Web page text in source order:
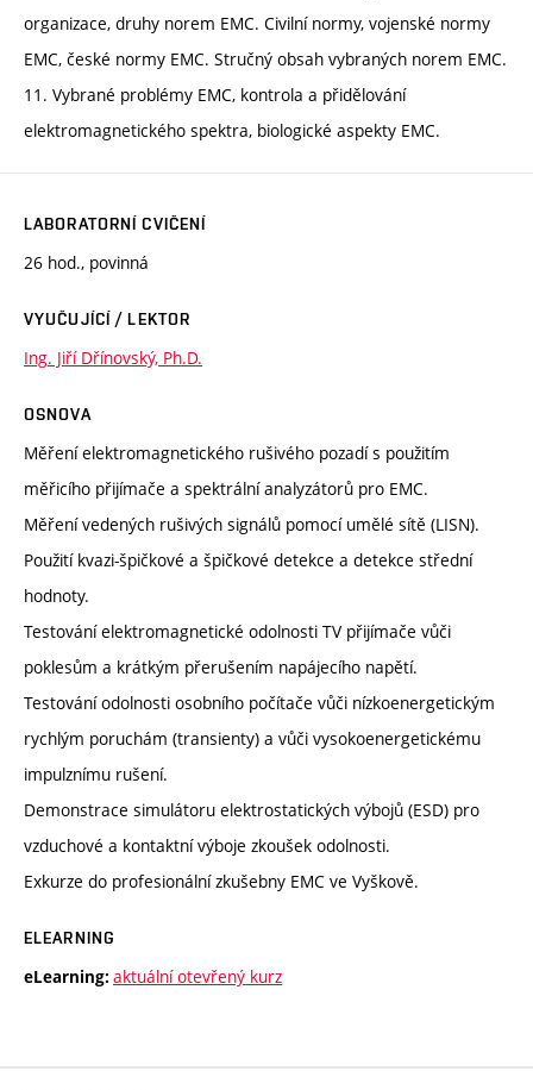
organizace, druhy norem EMC. Civilní normy, vojenské normy
EMC, české normy EMC. Stručný obsah vybraných norem EMC.
11. Vybrané problémy EMC, kontrola a přidělování
elektromagnetického spektra, biologické aspekty EMC.
LABORATORNÍ CVIČENÍ
26 hod., povinná
VYUČUJÍCÍ / LEKTOR
Ing. Jiří Dřínovský, Ph.D.
OSNOVA
Měření elektromagnetického rušivého pozadí s použitím
měřicího přijímače a spektrální analyzátorů pro EMC.
Měření vedených rušivých signálů pomocí umělé sítě (LISN).
Použití kvazi-špičkové a špičkové detekce a detekce střední
hodnoty.
Testování elektromagnetické odolnosti TV přijímače vůči
poklesům a krátkým přerušením napájecího napětí.
Testování odolnosti osobního počítače vůči nízkoenergetickým
rychlým poruchám (transienty) a vůči vysokoenergetickému
impulznímu rušení.
Demonstrace simulátoru elektrostatických výbojů (ESD) pro
vzduchové a kontaktní výboje zkoušek odolnosti.
Exkurze do profesionální zkušebny EMC ve Vyškově.
ELEARNING
eLearning: aktuální otevřený kurz